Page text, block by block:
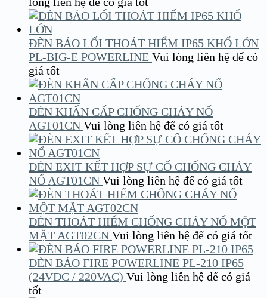
ĐÈN BÁO LỐI THOÁT HIỂM IP65 KHỔ LỚN
PL-BIG-E POWERLINE Vui lòng liên hệ để có
giá tốt
ĐÈN KHẨN CẤP CHỐNG CHÁY NỔ
AGT01CN Vui lòng liên hệ để có giá tốt
ĐÈN EXIT KẾT HỢP SỰ CỐ CHỐNG CHÁY
NỔ AGT01CN Vui lòng liên hệ để có giá tốt
ĐÈN THOÁT HIỂM CHỐNG CHÁY NỔ MỘT
MẶT AGT02CN Vui lòng liên hệ để có giá tốt
ĐÈN BÁO FIRE POWERLINE PL-210 IP65
(24VDC / 220VAC) Vui lòng liên hệ để có giá
tốt